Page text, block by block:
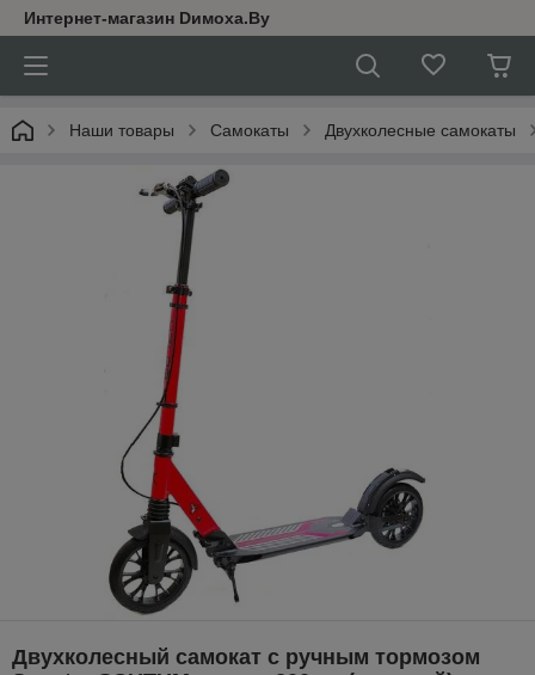
Интернет-магазин Dимoхa.By
Наши товары Самокаты Двухколесные самокаты
Двухколесный самокат с ручным тормозом